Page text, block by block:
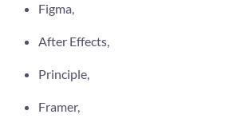
Figma,
After Effects,
Principle,
Framer,